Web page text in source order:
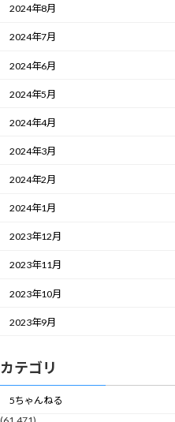
2024年8月
2024年7月
2024年6月
2024年5月
2024年4月
2024年3月
2024年2月
2024年1月
2023年12月
2023年11月
2023年10月
2023年9月
カテゴリ
5ちゃんねる